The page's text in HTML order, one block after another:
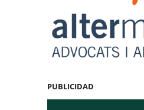
PUBLICIDAD